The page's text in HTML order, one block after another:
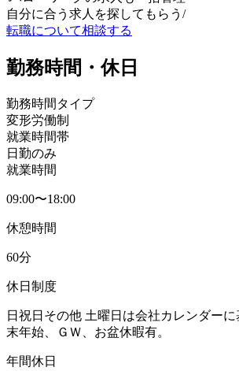
自分に合う求人を探してもらう /
転職について相談する
勤務時間・休日
勤務時間タイプ
変形労働制
就業時間帯
日勤のみ
就業時間
09:00〜18:00
休憩時間
60分
休日制度
日祝日その他 土曜日は会社カレンダー
末年始、ＧＷ、お盆休暇有。
年間休日